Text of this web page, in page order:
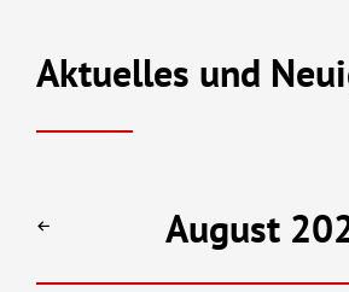
Aktuelles und
August